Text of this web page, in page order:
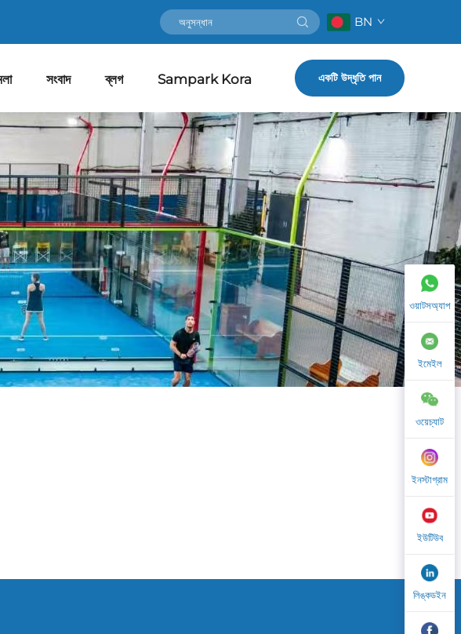
BN
সংবাদ ব্লগ Sampark Kora একটি উদ্ধৃতি পান
ওয়াটসঅ্যাপ
ইমেইল
ওয়েচ্যাট
ইনস্টাগ্রাম
ইউটিউব
লিঙ্কডইন